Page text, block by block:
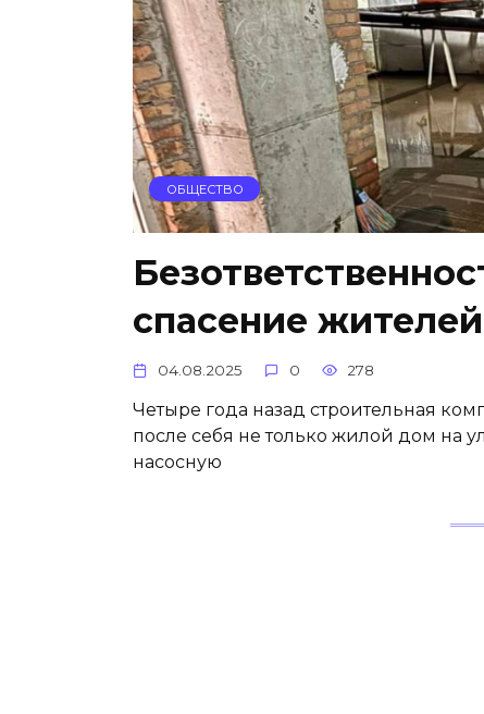
ОБЩЕСТВО
спасение
04.08.2025 0 278
Четыре года назад строительная
после себя не только жилой дом на
насосную